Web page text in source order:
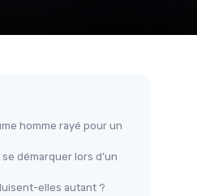
homme rayé pour un
démarquer lors d’un
elles autant ?